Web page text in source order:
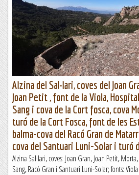
Alzina del Sal·lari, coves del Joan
Joan Petit , font de la Viola,
Sang i cova de la Cort fosca, cova
turó de la Cort Fosca, font de les
balma-cova del Racó Gran de
cova del Santuari Luni-Solar i turó d
Alzina Sal·lari, coves: Joan Gran, Joan Petit,
Sang, Racó Gran i Santuari Luni-Solar; fonts: